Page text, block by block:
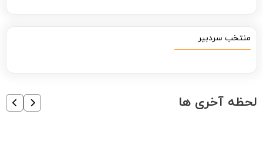
منتخب سردبیر
لحظه آخری ها